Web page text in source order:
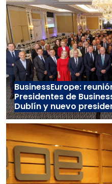
BusinessEurope:
Presidentes de
Dublín y nuevo